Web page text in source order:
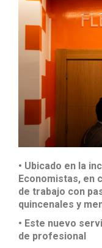
• Ubicado en la
Economistas, en
de trabajo con
quincenales y
• Este nuevo
de profesional